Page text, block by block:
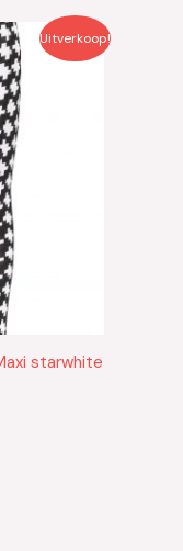
Uitverkoop!
starwhite